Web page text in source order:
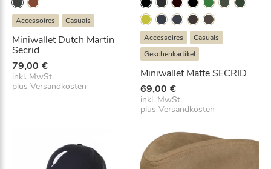
:
7
9
,
9
5
€
,
Accessoires Casuals
Miniwallet Dutch Martin
Secrid
79,00 €
inkl. MwSt.
plus Versandkosten
Accessoires
Casuals
Geschenkartikel
Miniwallet Matte SECRID
69,00 €
inkl. MwSt.
plusVersandkosten